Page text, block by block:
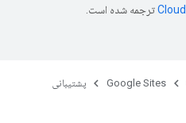
ترجمه شده است.
Google Sites پشتیبانی